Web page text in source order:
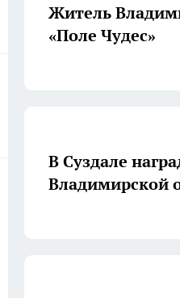
Житель
«Поле Чудес»
В Суздале
Владимирской